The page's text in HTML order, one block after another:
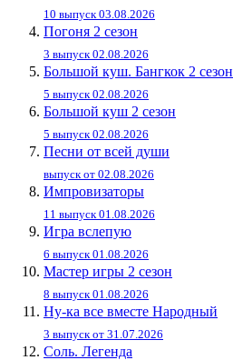
10 выпуск 03.08.2026
Погоня 2 сезон
3 выпуск 02.08.2026
Большой куш. Бангкок 2 сезон
5 выпуск 02.08.2026
Большой куш 2 сезон
5 выпуск 02.08.2026
Песни от всей души
выпуск от 02.08.2026
Импровизаторы
11 выпуск 01.08.2026
Игра вслепую
6 выпуск 01.08.2026
Мастер игры 2 сезон
8 выпуск 01.08.2026
Ну-ка все вместе Народный
3 выпуск от 31.07.2026
Соль. Легенда